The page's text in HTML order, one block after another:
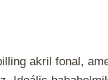
akril fonal,